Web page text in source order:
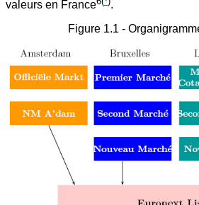
valeurs en France
.
Figure 1.1 -